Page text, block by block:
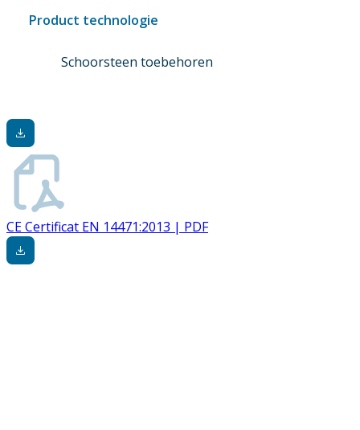
Product technologie
Schoorsteen toebehoren
CE Certificat EN 14471:2013 | PDF